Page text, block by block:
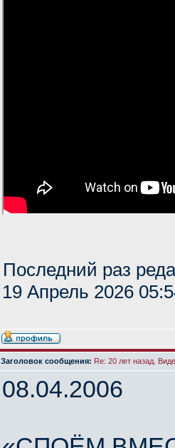
Последний раз
19 Апрель 2026
Заголовок сообщения: Re: 20 лет назад.
08.04.2006